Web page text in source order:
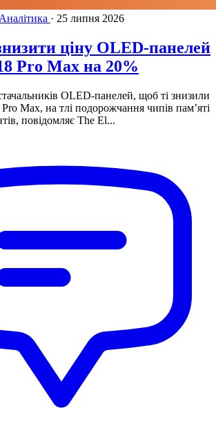
Аналітика · 25 липня 2026
ціну OLED-панелей
Pro Max на 20%
OLED-панелей, щоб ті знизили
Max, на тлі подорожчання чипів пам’яті
повідомляє The El...